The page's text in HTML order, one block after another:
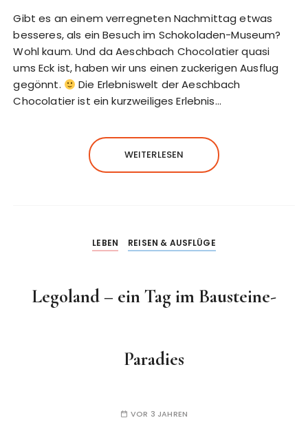
Gibt es an einem verregneten Nachmittag etwas
besseres, als ein Besuch im Schokoladen-Museum?
Wohl kaum. Und da Aeschbach Chocolatier quasi
ums Eck ist, haben wir uns einen zuckerigen Ausflug
gegönnt.
Die Erlebniswelt der Aeschbach
Chocolatier ist ein kurzweiliges Erlebnis…
WEITERLESEN
LEBEN REISEN & AUSFLÜGE
Legoland – ein Tag im Bausteine-
Paradies
VOR 3 JAHREN